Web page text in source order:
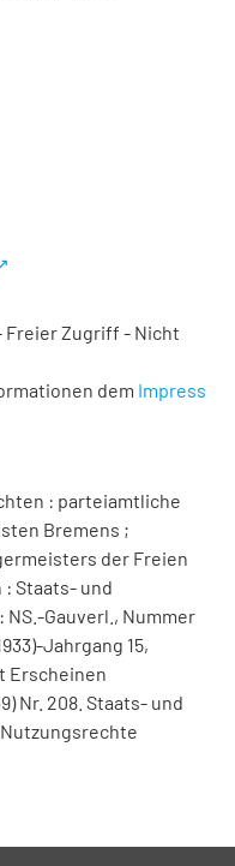
Zugriff - Nicht
dem Impress
: parteiamtliche
Bremens ;
der Freien
Staats- und
Gauverl., Nummer
Jahrgang 15,
Erscheinen
Nr. 208. Staats- und